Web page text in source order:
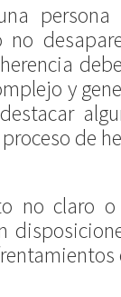
no
y
de
no claro